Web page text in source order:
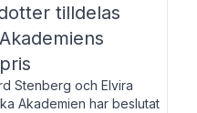
tilldelas
Stenberg och Elvira
Akademien har beslutat